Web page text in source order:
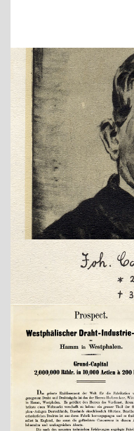
Show larger version
Show larger version
Show larger version